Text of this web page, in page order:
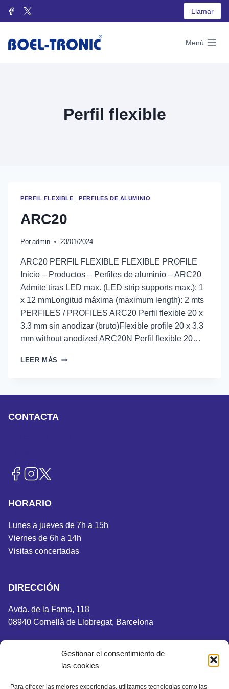
Gestionar el consentimiento de
las cookies
Para ofrecer las mejores experiencias, utilizamos tecnologías como las
Saltar
Llamar
Menú
Perfil flexible
PERFIL FLEXIBLE |PERFILES DE ALUMINIO
ARC20
Por admin 23/01/2024
ARC20 PERFIL FLEXIBLE FLEXIBLE PROFILE
Inicio – Productos – Perfiles de aluminio – ARC20
Admite tiras LED max. (LED strip supports max.): 1
x 12 mmLongitud máxima (maximum length): 2 mts
PERFILES / PROFILES ARC20 Perfil flexible 20 x
3.3 mm sin anodizar (bruto)Flexible profile 20 x 3.3
mm without anodized ARC20N Perfil flexible 20…
LEER MÁS ARC20
CONTACTA
HORARIO
Lunes a jueves de 7h a 15h
Viernes de 6h a 14h
Visitas concertadas
DIRECCIÓN
Avda. de la Fama, 118
08940 Cornellà de Llobregat, Barcelona